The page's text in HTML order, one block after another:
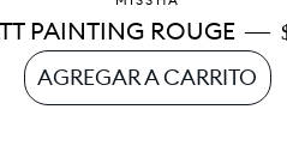
PAINTING ROUGE —